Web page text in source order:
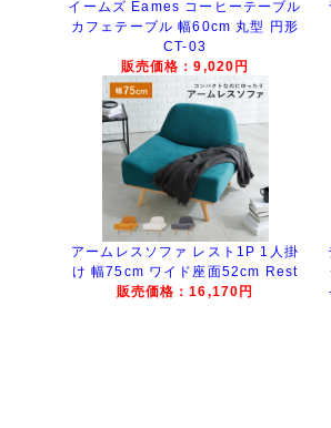
イームズ Eames コーヒーテーブル
カフェテーブル 幅60cm 丸型 円形
CT-03
販売価格：9,020円
アームレスソファ レスト1P 1人掛
け 幅75cm ワイド座面52cm Rest
販売価格：16,170円